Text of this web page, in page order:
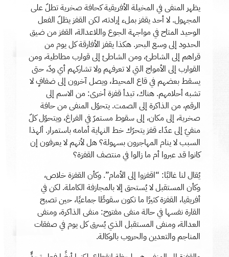
يظهر المنفى في المخيلة الأفريقية كحافة صخرية تطلّ على
المجهول. لا أحد يقفز بملء إرادته، لكن القفز يظلّ الفعل
الوحيد المتاح في مواجهة الجوع واللاعدالة، القفز من ضيق
الحدود إلى وسع البحر. هكذا يقفز الأفارقة كل يوم من
قراهم إلى الشاطئ، ومن الشاطئ إلى قوارب مطاطية، ومن
القوارب إلى الأمواج التي لا تعرفهم ولا تشاركهم أي ودّ، حتى
يسقط بعضهم في قاع المحيط، ويصل آخرون إلى ضفافٍ لا
تشبه أحلامهم. هناك، تبدأ قفزة أخرى: من الاسم إلى
الرقم، من الذاكرة إلى الصمت. يتحوّل المنفى من حافة
صخرية، إلى مكان، إلى سقوط مستمرّ في الفراغ، ويتحوّل كلّ
منفيّ إلى عدّاء قفز يتحرّك خط النهاية أمامه باستمرار. ألهذا
السبب لا ينام المهاجرون بسهولة؟ هل لأنهم لا يعرفون إن
كانوا قد عبروا أم ما زالوا في منتصف القفزة؟
يُقال لنا غالبًا: “اقفزوا إلى الأمام”. وكأن القفزة خلاص،
وكأن المستقبل لا يُستحق إلا بالمجازفة الكاملة. لكن في
أفريقيا، القفزة كثيرًا ما تكون سقوطًا جماعيًا، حين تصبح
القارة نفسها في حالة منفى مفتوح: منفى الذاكرة، ومنفى
العدالة، ومنفى المستقبل الذي يُسرق كل يوم في صفقات
المناجم والتعدين والحروب بالوكالة.